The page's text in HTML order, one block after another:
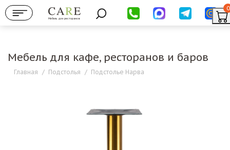
Мебель для ресторанов
0
Мебель для кафе, ресторанов и баров
Главная / Подстолья / Подстолье Нарва